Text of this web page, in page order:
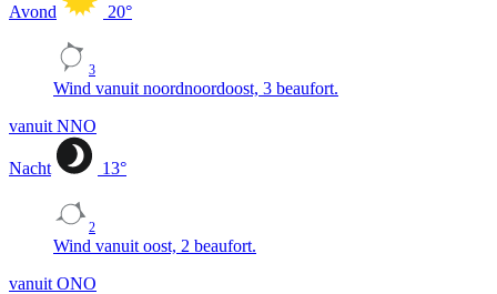
Avond 20°
3
Wind vanuit noordnoordoost, 3 beaufort.
vanuit NNO
Nacht 13°
2
Wind vanuit oost, 2 beaufort.
vanuit ONO